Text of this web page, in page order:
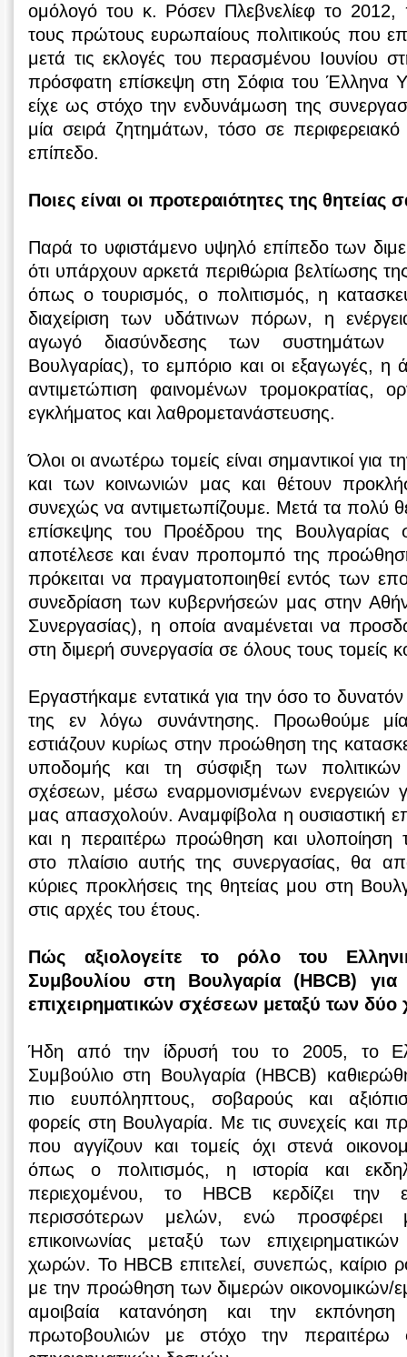
ομόλογό του κ. Ρόσεν Πλεβνελίεφ το
τους πρώτους ευρωπαίους πολιτικούς που
μετά τις εκλογές του περασμένου Ιουνίου
πρόσφατη επίσκεψη στη Σόφια του
είχε ως στόχο την ενδυνάμωση της
μία σειρά ζητημάτων, τόσο σε
επίπεδο.
Ποιες είναι οι προτεραιότητες της θητείας
Παρά το υφιστάμενο υψηλό επίπεδο των
ότι υπάρχουν αρκετά περιθώρια βελτίωσης
όπως ο τουρισμός, ο πολιτισμός, η
διαχείριση των υδάτινων πόρων, η
αγωγό διασύνδεσης των συστημάτων
Βουλγαρίας), το εμπόριο και οι εξαγωγές, η
αντιμετώπιση φαινομένων τρομοκρατίας,
εγκλήματος και λαθρομετανάστευσης.
Όλοι οι ανωτέρω τομείς είναι σημαντικοί
και των κοινωνιών μας και θέτουν
συνεχώς να αντιμετωπίζουμε. Μετά τα πολύ
επίσκεψης του Προέδρου της
αποτέλεσε και έναν προπομπό της
πρόκειται να πραγματοποιηθεί εντός των
συνεδρίαση των κυβερνήσεών μας στην
Συνεργασίας), η οποία αναμένεται να
στη διμερή συνεργασία σε όλους τους τομείς
Εργαστήκαμε εντατικά για την όσο το
της εν λόγω συνάντησης. Προωθούμε
εστιάζουν κυρίως στην προώθηση της
υποδομής και τη σύσφιξη των
σχέσεων, μέσω εναρμονισμένων ενεργειών
μας απασχολούν. Αναμφίβολα η ουσιαστική
και η περαιτέρω προώθηση και
στο πλαίσιο αυτής της συνεργασίας, θα
κύριες προκλήσεις της θητείας μου στη
στις αρχές του έτους.
Πώς αξιολογείτε το ρόλο του
Συμβουλίου στη Βουλγαρία (HBCB)
επιχειρηματικών σχέσεων μεταξύ των
Ήδη από την ίδρυσή του το 2005, το
Συμβούλιο στη Βουλγαρία (HBCB)
πιο ευυπόληπτους, σοβαρούς και
φορείς στη Βουλγαρία. Με τις συνεχείς και
που αγγίζουν και τομείς όχι στενά
όπως ο πολιτισμός, η ιστορία και
περιεχομένου, το HBCB κερδίζει την
περισσότερων μελών, ενώ προσφέρει
επικοινωνίας μεταξύ των
χωρών. Το HBCB επιτελεί, συνεπώς, καίριο
με την προώθηση των διμερών οικονομικών/
αμοιβαία κατανόηση και την
πρωτοβουλιών με στόχο την περαιτέρω